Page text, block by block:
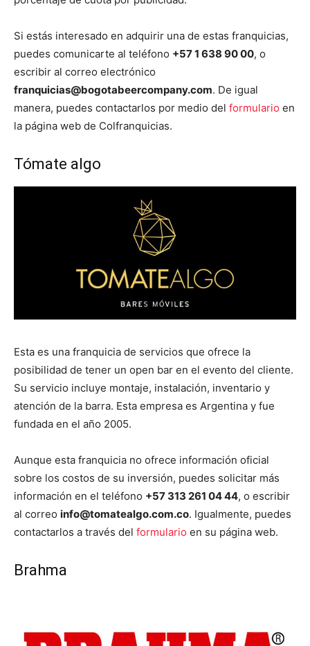
Si estás interesado en adquirir una de estas franquicias,
puedes comunicarte al teléfono +57 1 638 90 00, o
escribir al correo electrónico
franquicias@bogotabeercompany.com. De igual
manera, puedes contactarlos por medio del formulario en
la página web de Colfranquicias.
Tómate algo
Esta es una franquicia de servicios que ofrece la
posibilidad de tener un open bar en el evento del cliente.
Su servicio incluye montaje, instalación, inventario y
atención de la barra. Esta empresa es Argentina y fue
fundada en el año 2005.
Aunque esta franquicia no ofrece información oficial
sobre los costos de su inversión, puedes solicitar más
información en el teléfono +57 313 261 04 44, o escribir
al correo info@tomatealgo.com.co. Igualmente, puedes
contactarlos a través del formulario en su página web.
Brahma